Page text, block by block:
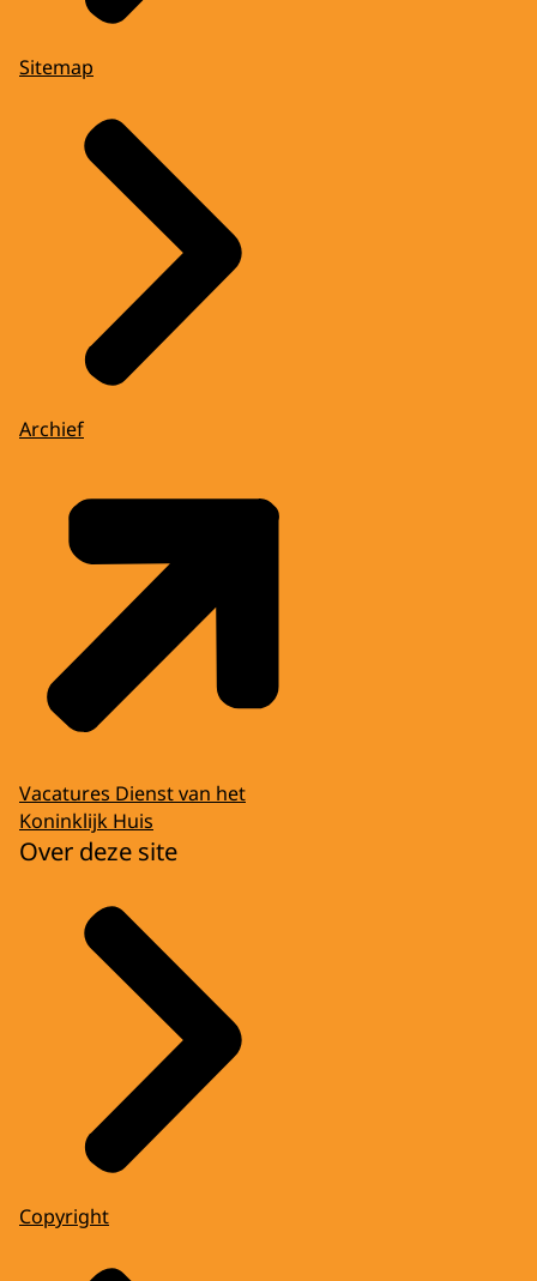
Sitemap
Archief
Vacatures Dienst van het
Koninklijk Huis
Over deze site
Copyright